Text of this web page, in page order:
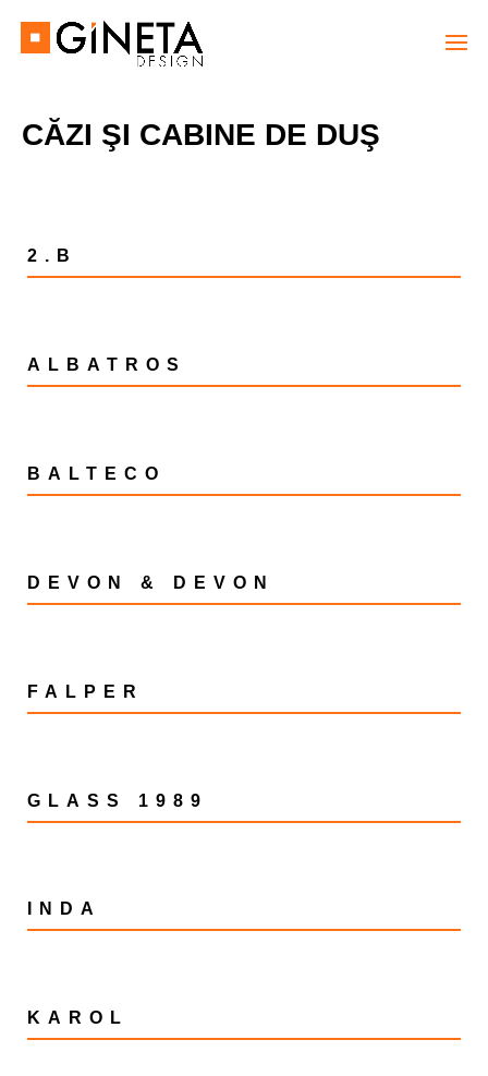
CĂZI ŞI CABINE DE DUŞ
2.B
ALBATROS
BALTECO
DEVON & DEVON
FALPER
GLASS 1989
INDA
KAROL